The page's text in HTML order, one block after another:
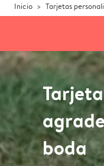
Inicio Tarjetas
boda